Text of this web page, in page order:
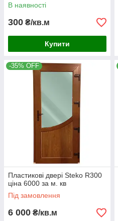
В наявності
300 ₴/кв.м
Купити
-35% OFF
Пластикові двері Steko R300
ціна 6000 за м. кв
Під замовлення
6 000 ₴/кв.м